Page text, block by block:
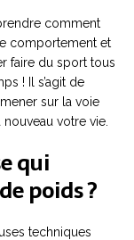
comment
comportement et
faire du sport tous
! Il s’agit de
sur la voie
votre vie.
qui
poids ?
techniques